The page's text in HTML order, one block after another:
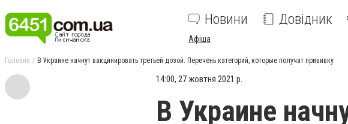
Новини Довідник
Афіша
Головна В Украине начнут вакцинировать третьей дозой. Перечень категорий, которые получат прививку
14:00, 27 жовтня 2021 р.
В Украине